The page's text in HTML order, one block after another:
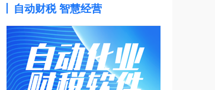
自动财税 智慧经营